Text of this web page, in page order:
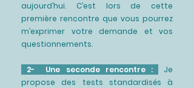
aujourd’hui. C’est lors de cette
première rencontre que vous pourrez
m’exprimer votre demande et vos
questionnements.
2- Une seconde rencontre :
Je
propose des tests standardisés à